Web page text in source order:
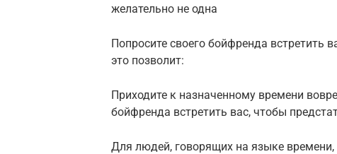
желательно не одна
Попросите своего бойфренда встретить
это позволит:
Приходите к назначенному времени
бойфренда встретить вас, чтобы
Для людей, говорящих на языке